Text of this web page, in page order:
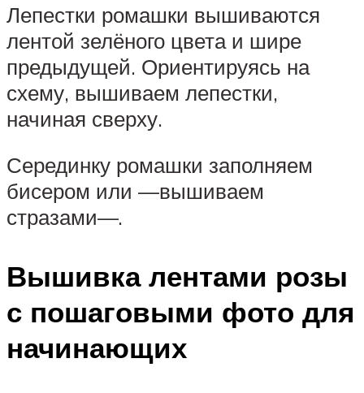
Лепестки ромашки вышиваются
лентой зелёного цвета и шире
предыдущей. Ориентируясь на
схему, вышиваем лепестки,
начиная сверху.
Серединку ромашки заполняем
бисером или —вышиваем
стразами—.
Вышивка лентами розы
с пошаговыми фото для
начинающих